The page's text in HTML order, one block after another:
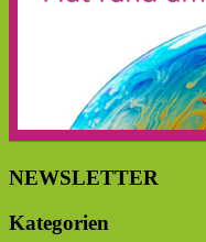
NEWSLETTER
Kategorien